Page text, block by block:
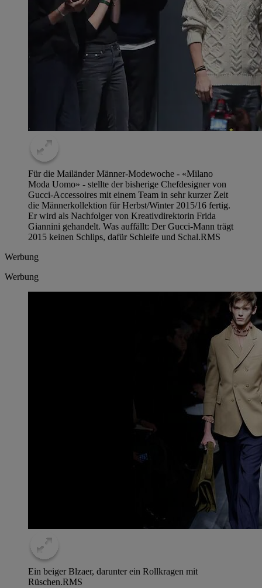
Für die Mailänder Männer-Modewoche - «Milano
Moda Uomo» - stellte der bisherige Chefdesigner von
Gucci-Accessoires mit einem Team in sehr kurzer Zeit
die Männerkollektion für Herbst/Winter 2015/16 fertig.
Er wird als Nachfolger von Kreativdirektorin Frida
Giannini gehandelt. Was auffällt: Der Gucci-Mann trägt
2015 keinen Schlips, dafür Schleife und Schal.RMS
Werbung
Werbung
Ein beiger Blzaer, darunter ein Rollkragen mit
Rüschen.RMS